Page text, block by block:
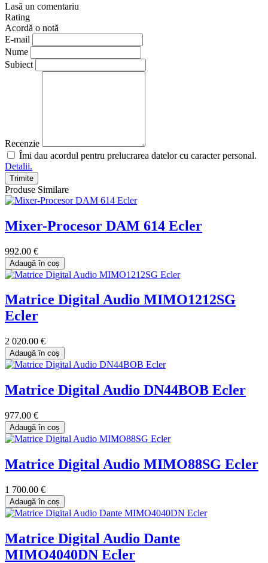
Lasă un comentariu
Rating
Acordă o notă
E-mail
Nume
Subiect
Recenzie
Îmi dau acordul pentru prelucrarea datelor cu caracter personal.
Detalii.
Trimite
Produse Similare
Mixer-Procesor DAM 614 Ecler
992.00 €
Adaugă în coș
Matrice Digital Audio MIMO1212SG
Ecler
2 020.00 €
Adaugă în coș
Matrice Digital Audio DN44BOB Ecler
977.00 €
Adaugă în coș
Matrice Digital Audio MIMO88SG Ecler
1 700.00 €
Adaugă în coș
Matrice Digital Audio Dante
MIMO4040DN Ecler